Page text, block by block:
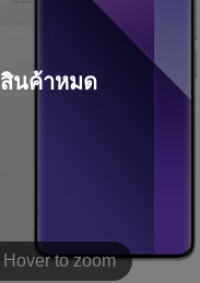
Hover to zoom
สินค้าหมด